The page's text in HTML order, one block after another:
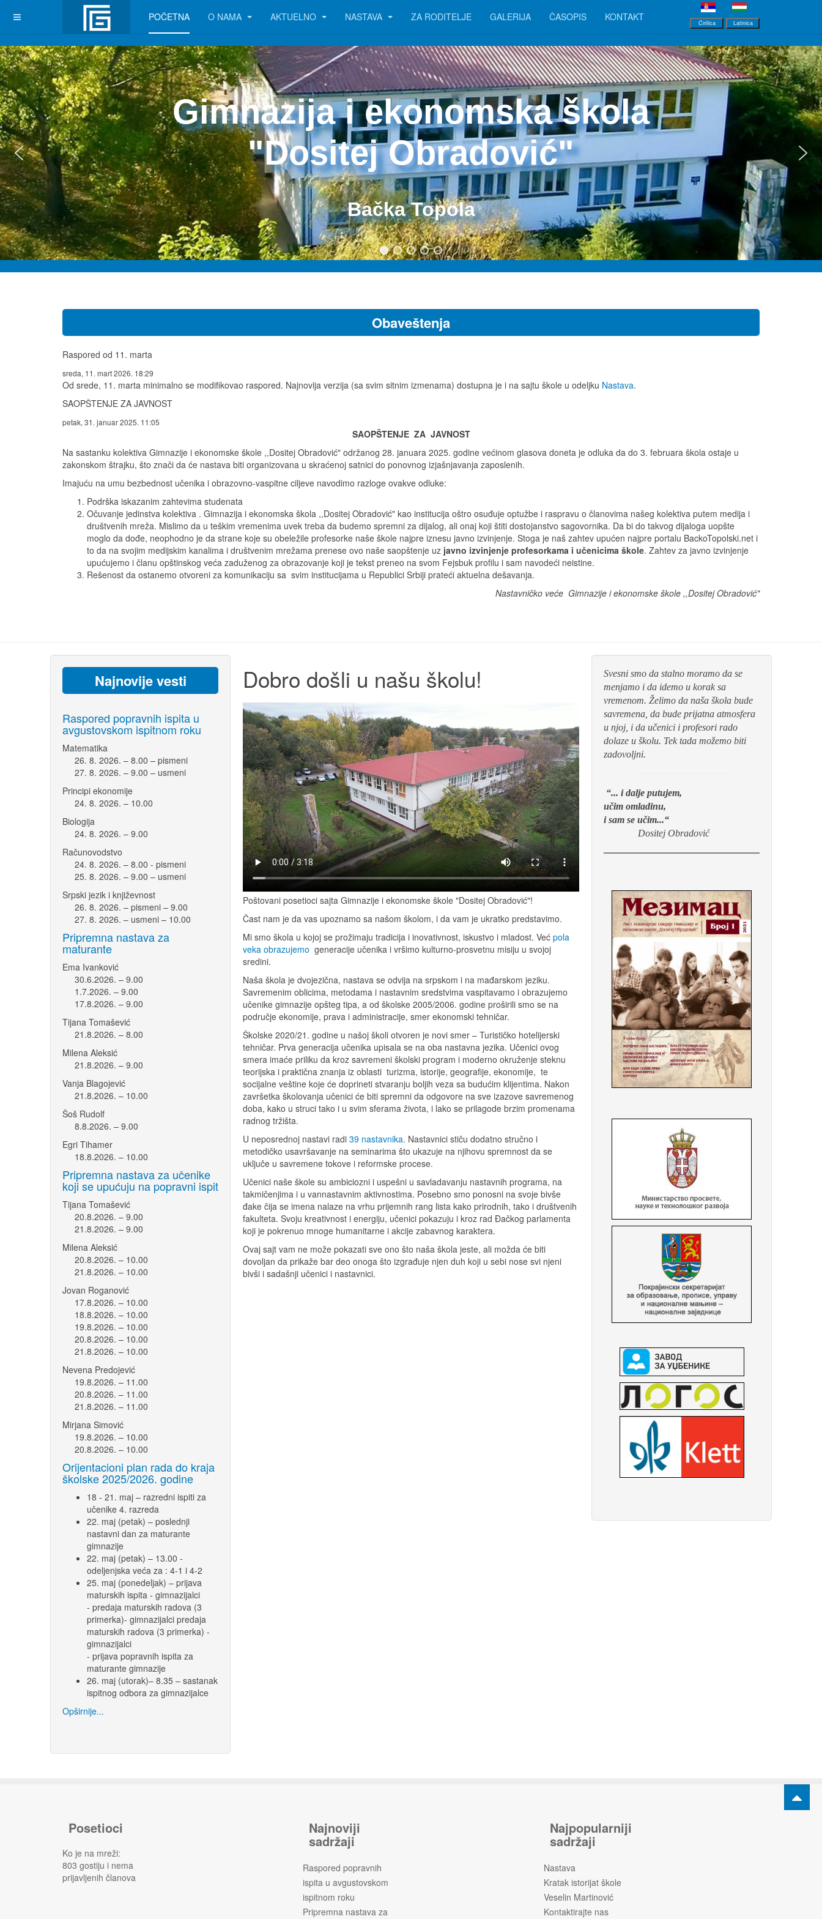
Ćirilica Latinica
POČETNA O NAMA AKTUELNO NASTAVA ZA RODITELJE GALERIJA ČASOPIS KONTAKT
Gimnazija i ekonomska škola
"Dositej Obradović"
Bačka Topola
Obaveštenja
Raspored od 11. marta
sreda, 11. mart 2026. 18:29
Od srede, 11. marta minimalno se modifikovao raspored. Najnovija verzija (sa svim sitnim izmenama) dostupna je i na sajtu škole u odeljku Nastava.
SAOPŠTENJE ZA JAVNOST
petak, 31. januar 2025. 11:05
SAOPŠTENJE ZA JAVNOST
Na sastanku kolektiva Gimnazije i ekonomske škole ,,Dositej Obradović" održanog 28. januara 2025. godine većinom glasova doneta je odluka da do 3. februara škola ostaje u
zakonskom štrajku, što znači da će nastava biti organizovana u skraćenoj satnici do ponovnog izjašnjavanja zaposlenih.
Imajuću na umu bezbednost učenika i obrazovno-vaspitne ciljeve navodimo razloge ovakve odluke:
Podrška iskazanim zahtevima studenata
Očuvanje jedinstva kolektiva . Gimnazija i ekonomska škola ,,Dositej Obradović" kao institucija oštro osuđuje optužbe i raspravu o članovima našeg kolektiva putem medija i
društvenih mreža. Mislimo da u teškim vremenima uvek treba da budemo spremni za dijalog, ali onaj koji štiti dostojanstvo sagovornika. Da bi do takvog dijaloga uopšte
moglo da dođe, neophodno je da strane koje su obeležile profesorke naše škole najpre iznesu javno izvinjenje. Stoga je naš zahtev upućen najpre portalu BackoTopolski.net i
to da na svojim medijskim kanalima i društvenim mrežama prenese ovo naše saopštenje uz javno izvinjenje profesorkama i učenicima škole. Zahtev za javno izvinjenje
upućujemo i članu opštinskog veća zaduženog za obrazovanje koji je tekst preneo na svom Fejsbuk profilu i sam navodeći neistine.
Rešenost da ostanemo otvoreni za komunikaciju sa svim institucijama u Republici Srbiji prateći aktuelna dešavanja.
Nastavničko veće Gimnazije i ekonomske škole ,,Dositej Obradović"
Dobro došli u našu školu!
Poštovani posetioci sajta Gimnazije i ekonomske škole "Dositej Obradović"!
Čast nam je da vas upoznamo sa našom školom, i da vam je ukratko predstavimo.
Mi smo škola u kojoj se prožimaju tradicija i inovativnost, iskustvo i mladost. Već pola
veka obrazujemo generacije učenika i vršimo kulturno-prosvetnu misiju u svojoj
sredini.
Naša škola je dvojezična, nastava se odvija na srpskom i na mađarskom jeziku.
Savremenim oblicima, metodama i nastavnim sredstvima vaspitavamo i obrazujemo
učenike gimnazije opšteg tipa, a od školske 2005/2006. godine proširili smo se na
područje ekonomije, prava i administracije, smer ekonomski tehničar.
Školske 2020/21. godine u našoj školi otvoren je novi smer – Turističko hotelijerski
tehničar. Prva generacija učenika upisala se na oba nastavna jezika. Učenici ovog
smera imaće priliku da kroz savremeni školski program i moderno okruženje steknu
teorijska i praktična znanja iz oblasti turizma, istorije, geografije, ekonomije, te
socijalne veštine koje će doprineti stvaranju boljih veza sa budućim klijentima. Nakon
završetka školovanja učenici će biti spremni da odgovore na sve izazove savremenog
doba, kako u struci tako i u svim sferama života, i lako se prilagode brzim promenama
radnog tržišta.
U neposrednoj nastavi radi 39 nastavnika. Nastavnici stiču dodatno stručno i
metodičko usavršavanje na seminarima što ukazuje na njihovu spremnost da se
uključe u savremene tokove i reformske procese.
Učenici naše škole su ambiciozni i uspešni u savladavanju nastavnih programa, na
takmičenjima i u vannastavnim aktivnostima. Posebno smo ponosni na svoje bivše
đake čija se imena nalaze na vrhu prijemnih rang lista kako prirodnih, tako i društvenih
fakulteta. Svoju kreativnost i energiju, učenici pokazuju i kroz rad Đačkog parlamenta
koji je pokrenuo mnoge humanitarne i akcije zabavnog karaktera.
Ovaj sajt vam ne može pokazati sve ono što naša škola jeste, ali možda će biti
dovoljan da prikaže bar deo onoga što izgrađuje njen duh koji u sebi nose svi njeni
bivši i sadašnji učenici i nastavnici.
Najnovije vesti
Raspored popravnih ispita u
avgustovskom ispitnom roku
Matematika
26. 8. 2026. – 8.00 – pismeni
27. 8. 2026. – 9.00 – usmeni
Principi ekonomije
24. 8. 2026. – 10.00
Biologija
24. 8. 2026. – 9.00
Računovodstvo
24. 8. 2026. – 8.00 - pismeni
25. 8. 2026. – 9.00 – usmeni
Srpski jezik i književnost
26. 8. 2026. – pismeni – 9.00
27. 8. 2026. – usmeni – 10.00
Pripremna nastava za
maturante
Ema Ivanković
30.6.2026. – 9.00
1.7.2026. – 9.00
17.8.2026. – 9.00
Tijana Tomašević
21.8.2026. – 8.00
Milena Aleksić
21.8.2026. – 9.00
Vanja Blagojević
21.8.2026. – 10.00
Šoš Rudolf
8.8.2026. – 9.00
Egri Tihamer
18.8.2026. – 10.00
Pripremna nastava za učenike
koji se upućuju na popravni ispit
Tijana Tomašević
20.8.2026. – 9.00
21.8.2026. – 9.00
Milena Aleksić
20.8.2026. – 10.00
21.8.2026. – 10.00
Jovan Roganović
17.8.2026. – 10.00
18.8.2026. – 10.00
19.8.2026. – 10.00
20.8.2026. – 10.00
21.8.2026. – 10.00
Nevena Predojević
19.8.2026. – 11.00
20.8.2026. – 11.00
21.8.2026. – 11.00
Mirjana Simović
19.8.2026. – 10.00
20.8.2026. – 10.00
Orijentacioni plan rada do kraja
školske 2025/2026. godine
18 - 21. maj – razredni ispiti za
učenike 4. razreda
22. maj (petak) – poslednji
nastavni dan za maturante
gimnazije
22. maj (petak) – 13.00 -
odeljenjska veća za : 4-1 i 4-2
25. maj (ponedeljak) – prijava
maturskih ispita - gimnazijalci
- predaja maturskih radova (3
primerka)- gimnazijalci predaja
maturskih radova (3 primerka) -
gimnazijalci
- prijava popravnih ispita za
maturante gimnazije
26. maj (utorak)– 8.35 – sastanak
ispitnog odbora za gimnazijalce
Opširnije...
Svesni smo da stalno moramo da se
menjamo i da idemo u korak sa
vremenom. Želimo da naša škola bude
savremena, da bude prijatna atmosfera
u njoj, i da učenici i profesori rado
dolaze u školu. Tek tada možemo biti
zadovoljni.
“... i dalje putujem,
učim omladinu,
i sam se učim...“
Dositej Obradović
Posetioci
Ko je na mreži:
803 gostiju i nema
prijavljenih članova
Najnoviji
sadržaji
Raspored popravnih
ispita u avgustovskom
ispitnom roku
Pripremna nastava za
Najpopularniji
sadržaji
Nastava
Kratak istorijat škole
Veselin Martinović
Kontaktirajte nas